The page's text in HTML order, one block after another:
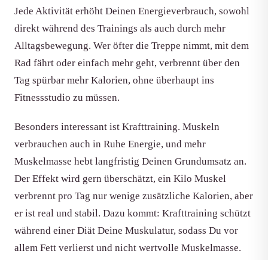
Jede Aktivität erhöht Deinen Energieverbrauch, sowohl
direkt während des Trainings als auch durch mehr
Alltagsbewegung. Wer öfter die Treppe nimmt, mit dem
Rad fährt oder einfach mehr geht, verbrennt über den
Tag spürbar mehr Kalorien, ohne überhaupt ins
Fitnessstudio zu müssen.
Besonders interessant ist Krafttraining. Muskeln
verbrauchen auch in Ruhe Energie, und mehr
Muskelmasse hebt langfristig Deinen Grundumsatz an.
Der Effekt wird gern überschätzt, ein Kilo Muskel
verbrennt pro Tag nur wenige zusätzliche Kalorien, aber
er ist real und stabil. Dazu kommt: Krafttraining schützt
während einer Diät Deine Muskulatur, sodass Du vor
allem Fett verlierst und nicht wertvolle Muskelmasse.